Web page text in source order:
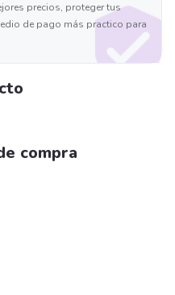
precios, proteger tus
de pago más practico para
compra